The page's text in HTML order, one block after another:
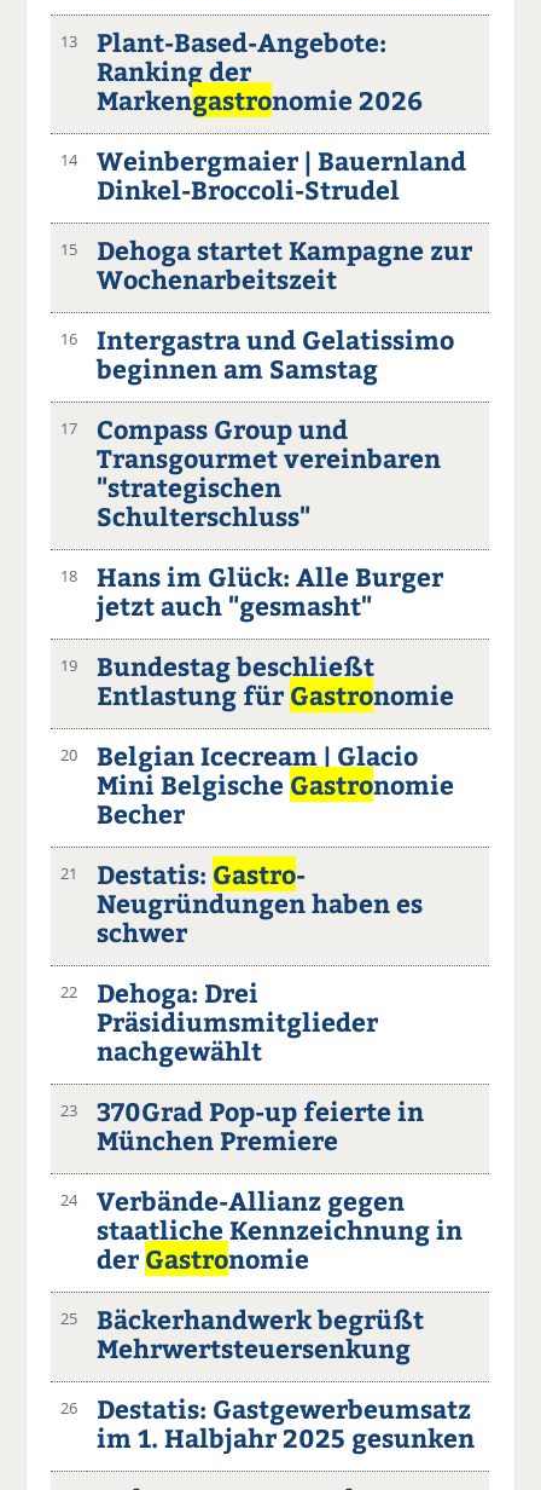
13
Plant-Based-Angebote:
Ranking der
Markengastronomie 2026
14
Weinbergmaier | Bauernland
Dinkel-Broccoli-Strudel
15
Dehoga startet Kampagne zur
Wochenarbeitszeit
16
Intergastra und Gelatissimo
beginnen am Samstag
17
Compass Group und
Transgourmet vereinbaren
"strategischen
Schulterschluss"
18
Hans im Glück: Alle Burger
jetzt auch "gesmasht"
19
Bundestag beschließt
Entlastung für Gastronomie
20
Belgian Icecream | Glacio
Mini Belgische Gastronomie
Becher
21 Destatis: Gastro-
Neugründungen haben es
schwer
22
Dehoga: Drei
Präsidiumsmitglieder
nachgewählt
23
370Grad Pop-up feierte in
München Premiere
24
Verbände-Allianz gegen
staatliche Kennzeichnung in
der Gastronomie
25
Bäckerhandwerk begrüßt
Mehrwertsteuersenkung
26
Destatis: Gastgewerbeumsatz
im 1. Halbjahr 2025 gesunken